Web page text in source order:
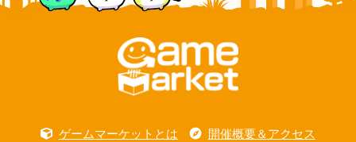
ゲームマーケットとは 開催概要＆アクセス